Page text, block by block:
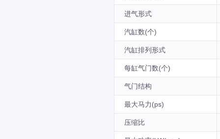
进气形式
汽缸数(个)
汽缸排列形式
每缸气门数(个)
气门结构
最大马力(ps)
压缩比